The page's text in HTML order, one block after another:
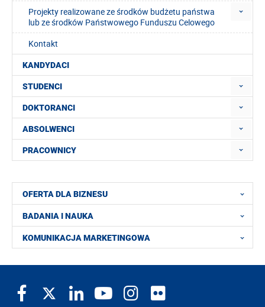
Projekty realizowane ze środków budżetu państwa
lub ze środków Państwowego Funduszu Celowego
Kontakt
KANDYDACI
STUDENCI
DOKTORANCI
ABSOLWENCI
PRACOWNICY
OFERTA DLA BIZNESU
BADANIA I NAUKA
KOMUNIKACJA MARKETINGOWA